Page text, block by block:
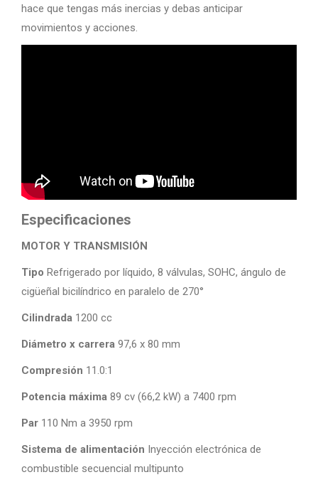
hace que tengas más inercias y debas anticipar
movimientos y acciones.
Especificaciones
MOTOR Y TRANSMISIÓN
Tipo Refrigerado por líquido, 8 válvulas, SOHC, ángulo de
cigüeñal bicilíndrico en paralelo de 270°
Cilindrada 1200 cc
Diámetro x carrera 97,6 x 80 mm
Compresión 11.0:1
Potencia máxima 89 cv (66,2 kW) a 7400 rpm
Par 110 Nm a 3950 rpm
Sistema de alimentación Inyección electrónica de
combustible secuencial multipunto